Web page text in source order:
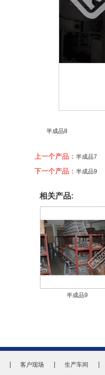
半成品8
上一个产品： 半成品7
下一个产品： 半成品9
相关产品:
半成品9
客户现场
生产车间